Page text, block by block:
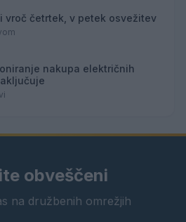
vroč četrtek, v petek osvežitev
nakupa električnih
obveščeni
na družbenih omrežjih